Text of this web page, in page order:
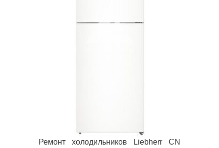
Ремонт холодильников Liebherr CN